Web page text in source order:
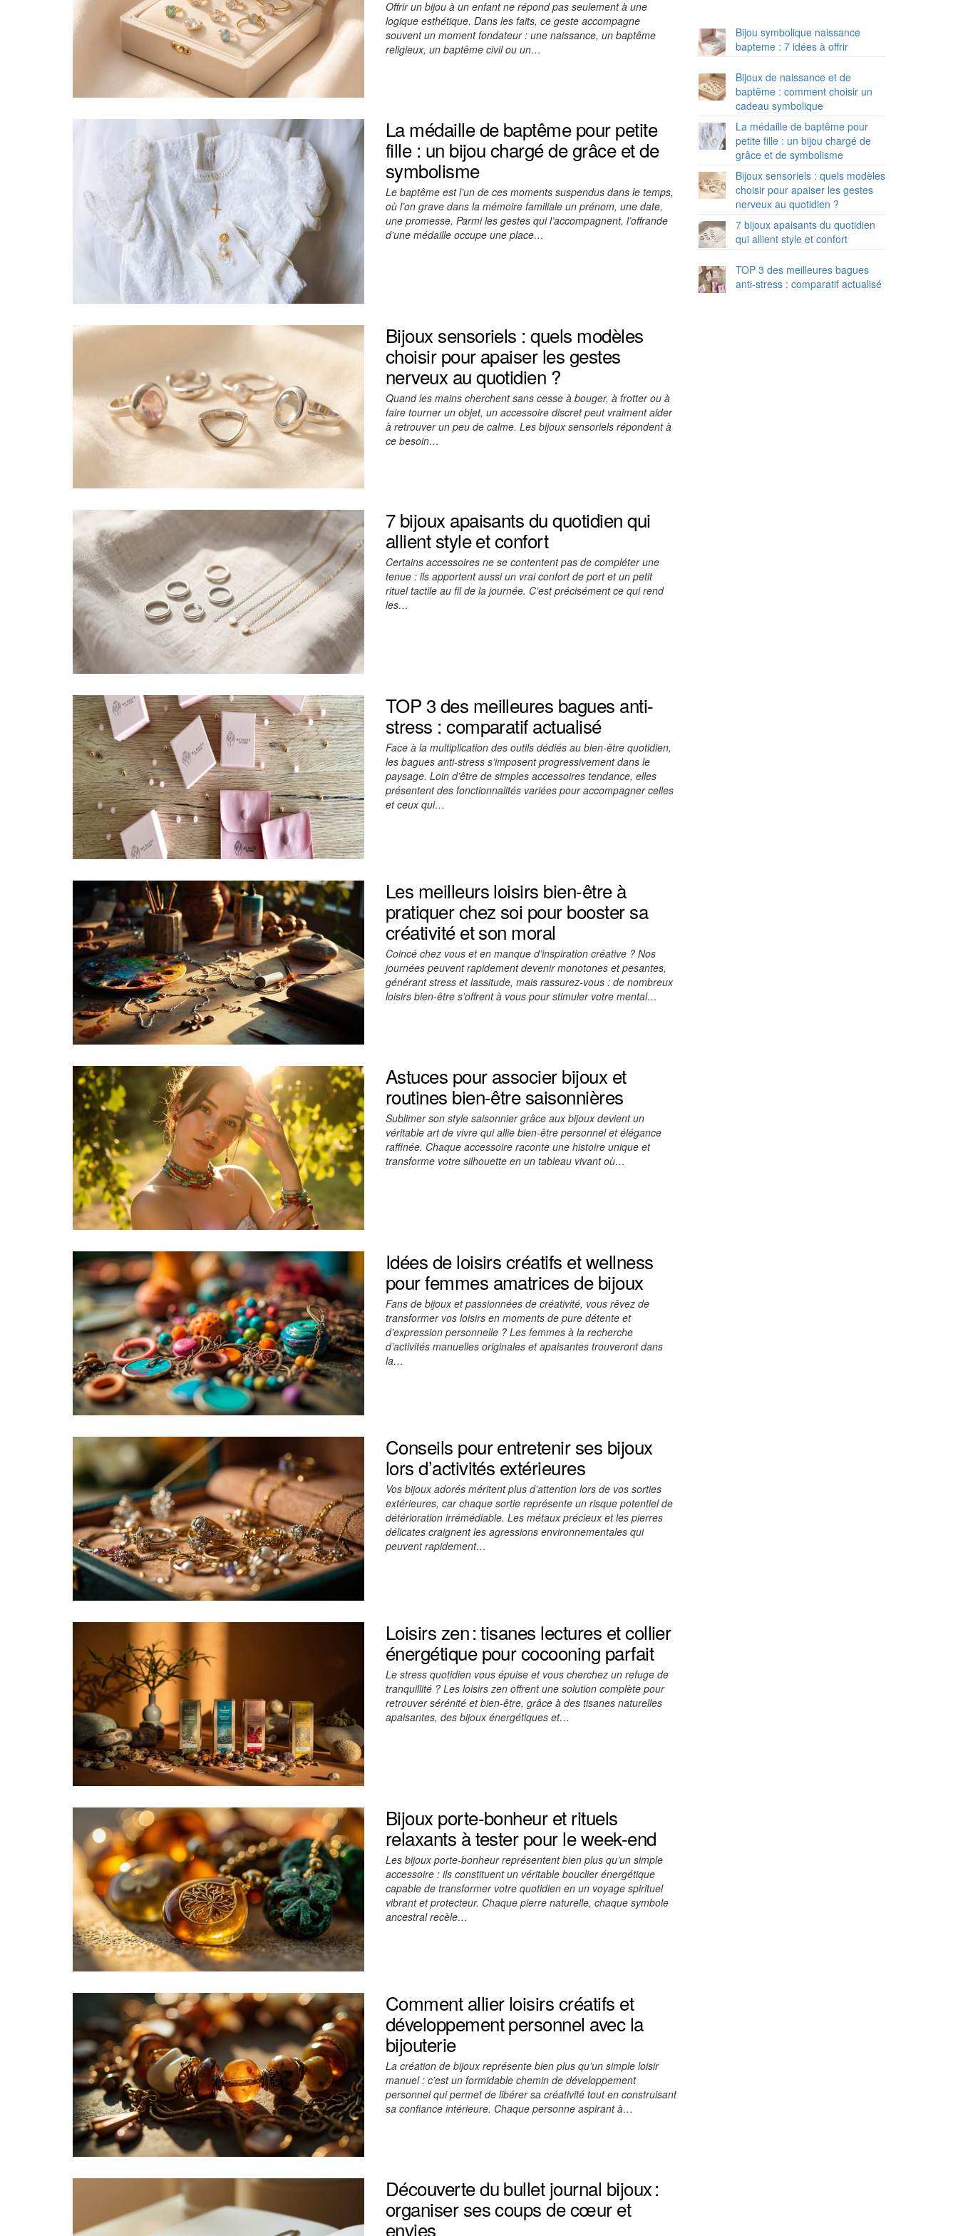
Offrir un bijou à un enfant ne répond pas seulement à une
logique esthétique. Dans les faits, ce geste accompagne
souvent un moment fondateur : une naissance, un baptême
religieux, un baptême civil ou un…
La médaille de baptême pour petite
fille : un bijou chargé de grâce et de
symbolisme
Le baptême est l’un de ces moments suspendus dans le temps,
où l’on grave dans la mémoire familiale un prénom, une date,
une promesse. Parmi les gestes qui l’accompagnent, l’offrande
d’une médaille occupe une place…
Bijoux sensoriels : quels modèles
choisir pour apaiser les gestes
nerveux au quotidien ?
Quand les mains cherchent sans cesse à bouger, à frotter ou à
faire tourner un objet, un accessoire discret peut vraiment aider
à retrouver un peu de calme. Les bijoux sensoriels répondent à
ce besoin…
7 bijoux apaisants du quotidien qui
allient style et confort
Certains accessoires ne se contentent pas de compléter une
tenue : ils apportent aussi un vrai confort de port et un petit
rituel tactile au fil de la journée. C’est précisément ce qui rend
les…
TOP 3 des meilleures bagues anti-
stress : comparatif actualisé
Face à la multiplication des outils dédiés au bien-être quotidien,
les bagues anti-stress s’imposent progressivement dans le
paysage. Loin d’être de simples accessoires tendance, elles
présentent des fonctionnalités variées pour accompagner celles
et ceux qui…
Les meilleurs loisirs bien-être à
pratiquer chez soi pour booster sa
créativité et son moral
Coincé chez vous et en manque d’inspiration créative ? Nos
journées peuvent rapidement devenir monotones et pesantes,
générant stress et lassitude, mais rassurez-vous : de nombreux
loisirs bien-être s’offrent à vous pour stimuler votre mental…
Astuces pour associer bijoux et
routines bien-être saisonnières
Sublimer son style saisonnier grâce aux bijoux devient un
véritable art de vivre qui allie bien-être personnel et élégance
raffinée. Chaque accessoire raconte une histoire unique et
transforme votre silhouette en un tableau vivant où…
Idées de loisirs créatifs et wellness
pour femmes amatrices de bijoux
Fans de bijoux et passionnées de créativité, vous rêvez de
transformer vos loisirs en moments de pure détente et
d’expression personnelle ? Les femmes à la recherche
d’activités manuelles originales et apaisantes trouveront dans
la…
Conseils pour entretenir ses bijoux
lors d’activités extérieures
Vos bijoux adorés méritent plus d’attention lors de vos sorties
extérieures, car chaque sortie représente un risque potentiel de
détérioration irrémédiable. Les métaux précieux et les pierres
délicates craignent les agressions environnementales qui
peuvent rapidement…
Loisirs zen : tisanes lectures et collier
énergétique pour cocooning parfait
Le stress quotidien vous épuise et vous cherchez un refuge de
tranquillité ? Les loisirs zen offrent une solution complète pour
retrouver sérénité et bien-être, grâce à des tisanes naturelles
apaisantes, des bijoux énergétiques et…
Bijoux porte-bonheur et rituels
relaxants à tester pour le week-end
Les bijoux porte-bonheur représentent bien plus qu’un simple
accessoire : ils constituent un véritable bouclier énergétique
capable de transformer votre quotidien en un voyage spirituel
vibrant et protecteur. Chaque pierre naturelle, chaque symbole
ancestral recèle…
Comment allier loisirs créatifs et
développement personnel avec la
bijouterie
La création de bijoux représente bien plus qu’un simple loisir
manuel : c’est un formidable chemin de développement
personnel qui permet de libérer sa créativité tout en construisant
sa confiance intérieure. Chaque personne aspirant à…
Découverte du bullet journal bijoux :
organiser ses coups de cœur et
envies
Bijou symbolique naissance
bapteme : 7 idées à offrir
Bijoux de naissance et de
baptême : comment choisir un
cadeau symbolique
La médaille de baptême pour
petite fille : un bijou chargé de
grâce et de symbolisme
Bijoux sensoriels : quels modèles
choisir pour apaiser les gestes
nerveux au quotidien ?
7 bijoux apaisants du quotidien
qui allient style et confort
TOP 3 des meilleures bagues
anti-stress : comparatif actualisé